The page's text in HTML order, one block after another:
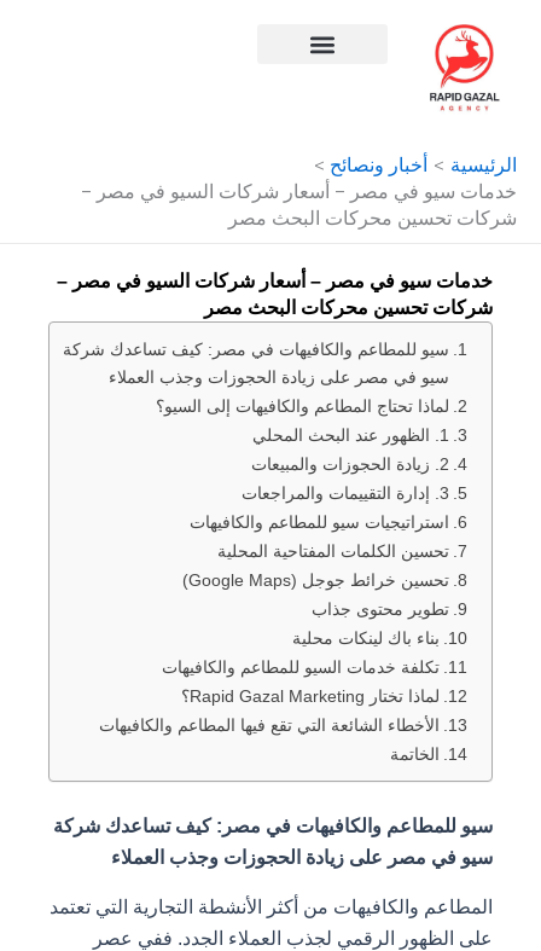
الرئيسية
أخبار ونصائح
خدمات سيو في مصر – أسعار شركات السيو في مصر –
شركات تحسين محركات البحث مصر
خدمات سيو في مصر – أسعار شركات السيو في مصر –
شركات تحسين محركات البحث مصر
سيو للمطاعم والكافيهات في مصر: كيف تساعدك شركة
سيو في مصر على زيادة الحجوزات وجذب العملاء
لماذا تحتاج المطاعم والكافيهات إلى السيو؟
1. الظهور عند البحث المحلي
2. زيادة الحجوزات والمبيعات
3. إدارة التقييمات والمراجعات
استراتيجيات سيو للمطاعم والكافيهات
تحسين الكلمات المفتاحية المحلية
تحسين خرائط جوجل (Google Maps)
تطوير محتوى جذاب
بناء باك لينكات محلية
تكلفة خدمات السيو للمطاعم والكافيهات
لماذا تختار Rapid Gazal Marketing؟
الأخطاء الشائعة التي تقع فيها المطاعم والكافيهات
الخاتمة
سيو للمطاعم والكافيهات في مصر: كيف تساعدك شركة
سيو في مصر على زيادة الحجوزات وجذب العملاء
المطاعم والكافيهات من أكثر الأنشطة التجارية التي تعتمد
على الظهور الرقمي لجذب العملاء الجدد. ففي عصر